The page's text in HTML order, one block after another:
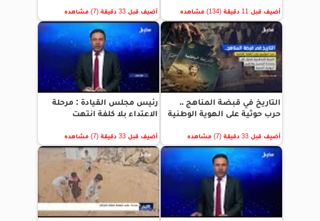
أضيف قبل 11 دقيقة (134) مشاهده أضيف قبل 33 دقيقة (7) مشاهده
التاريخ في قبضة المناهج ..
حرب حوثية على الهوية الوطنية
أضيف قبل 33 دقيقة (7) مشاهده
رئيس مجلس القيادة : مرحلة
الاعتداء بلا كلفة انتهت
أضيف قبل 33 دقيقة (7) مشاهده